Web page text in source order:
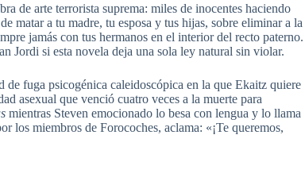
de arte terrorista suprema: miles de inocentes haciendo
matar a tu madre, tu esposa y tus hijas, sobre eliminar a la
jamás con tus hermanos en el interior del recto paterno.
Jordi si esta novela deja una sola ley natural sin violar.
de fuga psicogénica caleidoscópica en la que Ekaitz quiere
asexual que venció cuatro veces a la muerte para
mientras Steven emocionado lo besa con lengua y lo llama
los miembros de Forocoches, aclama: «¡Te queremos,